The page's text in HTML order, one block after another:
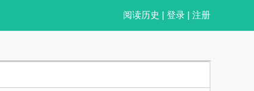
阅读历史 | 登录 | 注册